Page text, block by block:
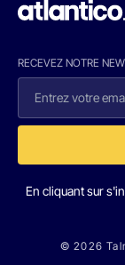
RECEVEZ NOTRE
En cliquant sur
© 2026